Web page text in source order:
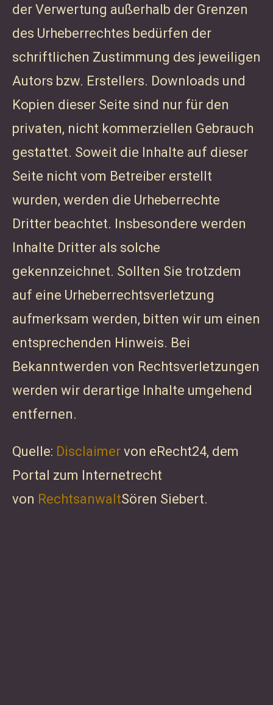
der Verwertung außerhalb der Grenzen
des Urheberrechtes bedürfen der
schriftlichen Zustimmung des jeweiligen
Autors bzw. Erstellers. Downloads und
Kopien dieser Seite sind nur für den
privaten, nicht kommerziellen Gebrauch
gestattet. Soweit die Inhalte auf dieser
Seite nicht vom Betreiber erstellt
wurden, werden die Urheberrechte
Dritter beachtet. Insbesondere werden
Inhalte Dritter als solche
gekennzeichnet. Sollten Sie trotzdem
auf eine Urheberrechtsverletzung
aufmerksam werden, bitten wir um einen
entsprechenden Hinweis. Bei
Bekanntwerden von Rechtsverletzungen
werden wir derartige Inhalte umgehend
entfernen.
Quelle: Disclaimer von eRecht24, dem
Portal zum Internetrecht
von RechtsanwaltSören Siebert.